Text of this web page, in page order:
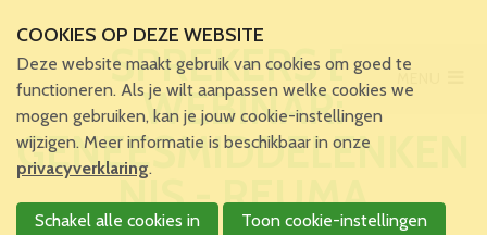
SPREKERS BIJ
WEBINAR:
GENEESMIDDELENKEN
NIS - REUMA
Main Menu
Home
Voor patiënten en zorgverleners
Verpleegkundigen
COOKIES OP DEZE WEBSITE
Deze website maakt gebruik van cookies om goed te
functioneren. Als je wilt aanpassen welke cookies we
mogen gebruiken, kan je jouw cookie-instellingen
wijzigen. Meer informatie is beschikbaar in onze
privacyverklaring.
Schakel alle cookies in
Toon cookie-instellingen